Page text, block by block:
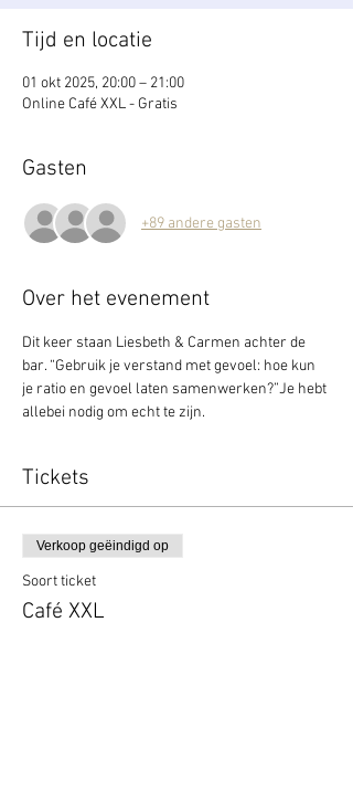
Tijd en locatie
01 okt 2025, 20:00 – 21:00
Online Café XXL - Gratis
Gasten
+89 andere gasten
Over het evenement
Dit keer staan Liesbeth & Carmen achter de
bar. “Gebruik je verstand met gevoel: hoe kun
je ratio en gevoel laten samenwerken?”Je hebt
allebei nodig om echt te zijn.
Tickets
Verkoop geëindigd op
Soort ticket
Café XXL